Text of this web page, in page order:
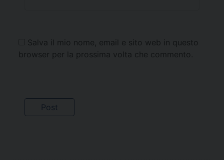
Salva il mio nome, email e sito web in questo
browser per la prossima volta che commento.